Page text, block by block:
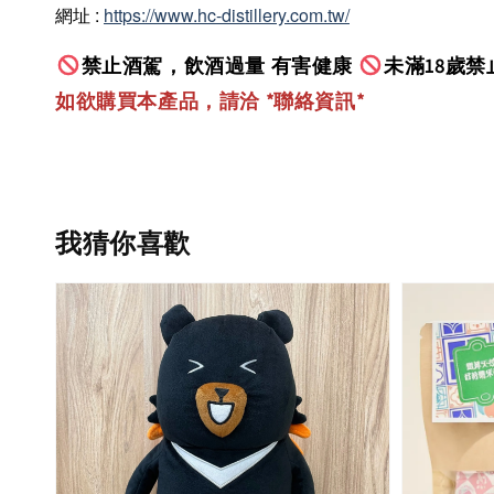
網址 : https://www.hc-distillery.com.tw/
禁止酒駕，飲酒過量 有害健康
未滿18歲禁
如欲購買本產品，請洽 *聯絡資訊*
我猜你喜歡